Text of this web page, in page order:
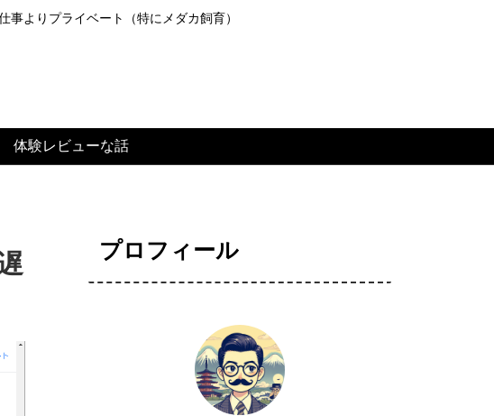
よりプライベート（特にメダカ飼育）
体験レビューな話
プロフィール